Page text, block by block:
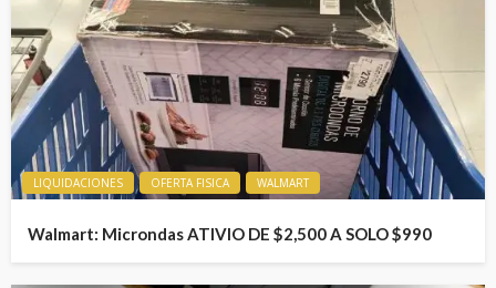
LIQUIDACIONES OFERTA FISICA WALMART
Walmart: Microndas ATIVIO DE $2,500 A SOLO $990